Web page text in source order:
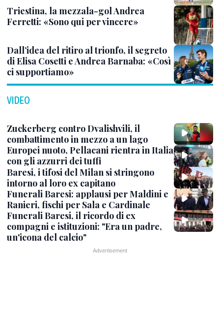
Triestina, la mezzala-gol Andrea
Ferretti: «Sono qui per vincere»
Dall’idea del ritiro al trionfo, il segreto
di Elisa Cosetti e Andrea Barnaba: «Così
ci supportiamo»
VIDEO
Zuckerberg contro Dvalishvili, il
combattimento in mezzo a un lago
Europei nuoto, Pellacani rientra in Italia
con gli azzurri dei tuffi
Baresi, i tifosi del Milan si stringono
intorno al loro ex capitano
Funerali Baresi: applausi per Maldini e
Ranieri, fischi per Sala e Cardinale
Funerali Baresi, il ricordo di ex
compagni e istituzioni: "Era un padre,
un'icona del calcio"